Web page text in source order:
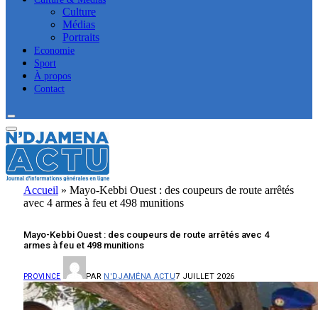
Culture
Médias
Portraits
Economie
Sport
À propos
Contact
Accueil » Mayo-Kebbi Ouest : des coupeurs de route arrêtés
avec 4 armes à feu et 498 munitions
Mayo-Kebbi Ouest : des coupeurs de route arrêtés avec 4
armes à feu et 498 munitions
PROVINCE PAR N'DJAMÉNA ACTU7 JUILLET 2026